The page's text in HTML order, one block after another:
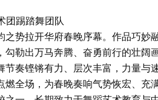
团踢踏舞团队
势拉开华府春晚序幕。作品巧妙
勒出万马奔腾、奋勇前行的壮阔画
奏铿锵有力、层次丰富，力量与
全场，为春晚奏响气势恢宏、充